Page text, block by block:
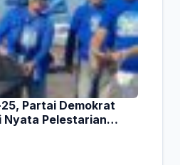
Partai Demokrat
Nyata Pelestarian